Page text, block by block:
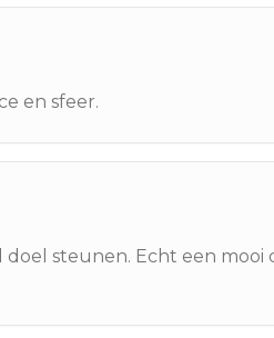
en sfeer.
steunen. Echt een mooi